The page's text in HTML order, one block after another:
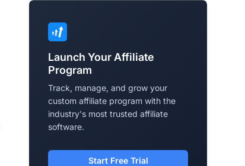
Launch Your Affiliate
Program
Track, manage, and grow your
custom affiliate program with the
industry's most trusted affiliate
software.
Start Free Trial